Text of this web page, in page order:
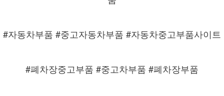
#자동차부품 #중고자동차부품 #자동차중고부품사이트
#폐차장중고부품 #중고차부품 #폐차장부품